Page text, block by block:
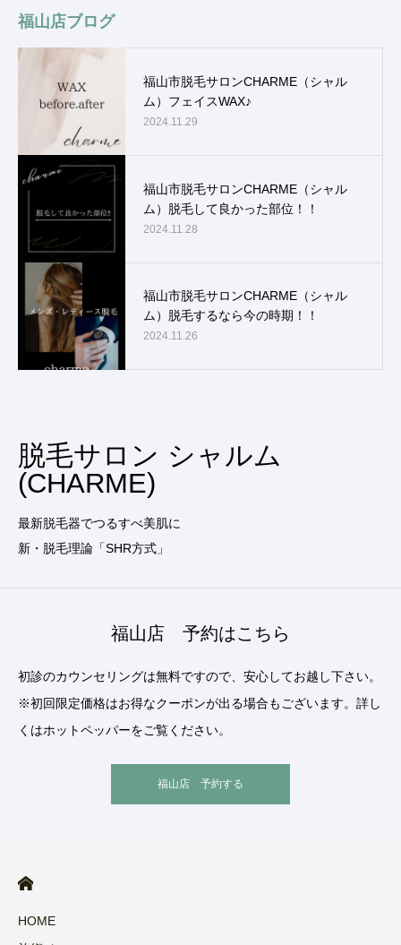
福山店ブログ
福山市脱毛サロンCHARME（シャル
ム）フェイスWAX♪
2024.11.29
福山市脱毛サロンCHARME（シャル
ム）脱毛して良かった部位！！
2024.11.28
福山市脱毛サロンCHARME（シャル
ム）脱毛するなら今の時期！！
2024.11.26
脱毛サロン シャルム
(CHARME)
最新脱毛器でつるすべ美肌に
新・脱毛理論「SHR方式」
福山店 予約はこちら
初診のカウンセリングは無料ですので、安心してお越し下さい。
※初回限定価格はお得なクーポンが出る場合もございます。詳し
くはホットペッパーをご覧ください。
福山店 予約する
HOME